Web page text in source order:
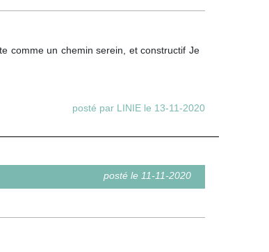
comme un chemin serein, et constructif Je
posté par LINIE le 13-11-2020
posté le 11-11-2020